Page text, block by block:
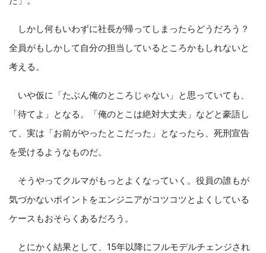
しかし何もいわずに社長が帰ってしまったらどうだろう？
全員がもしかして自分の担当しているところかもしれないと
考える。
いや仮に「たぶん俺のところじゃない」と思っていても、
「待てよ」となる。「俺のとこは絶対大丈夫」などと豪語し
て、実は「お前がやったとこだった」となったら、死刑宣告
を受けるようなものだ。
そうやってクルマがもっとよくなっていく。役員の誰もが
気づかないポイントをエンジニアがコツコツとよくしている
ケースもおそらくあるだろう。
とにかく結果として、15年以降にフルモデルチェンジされ